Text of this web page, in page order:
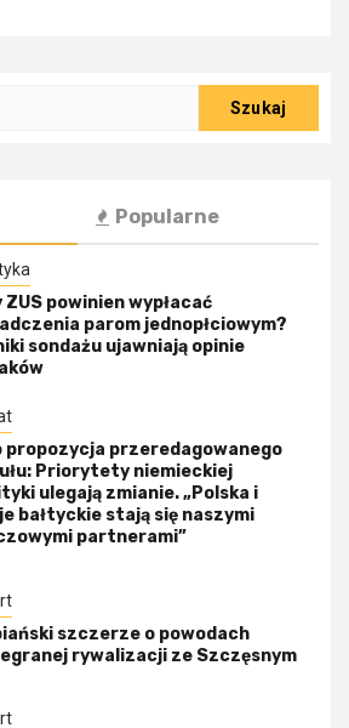
Popularne
ZUS powinien wypłacać
parom jednopłciowym?
sondażu ujawniają opinie
propozycja przeredagowanego
Priorytety niemieckiej
ulegają zmianie. „Polska i
bałtyckie stają się naszymi
partnerami”
szczerze o powodach
rywalizacji ze Szczęsnym